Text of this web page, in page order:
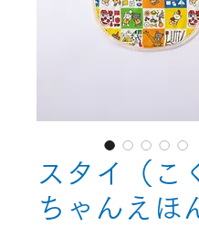
スタイ（こ
ちゃんえほ